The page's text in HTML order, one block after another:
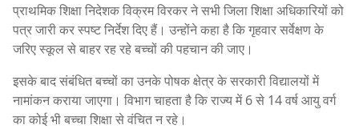
प्राथमिक शिक्षा निदेशक विक्रम विरकर ने सभी जिला शिक्षा अधिकारियों को
पत्र जारी कर स्पष्ट निर्देश दिए हैं। उन्होंने कहा है कि गृहवार सर्वेक्षण के
जरिए स्कूल से बाहर रह रहे बच्चों की पहचान की जाए।
इसके बाद संबंधित बच्चों का उनके पोषक क्षेत्र के सरकारी विद्यालयों में
नामांकन कराया जाएगा। विभाग चाहता है कि राज्य में 6 से 14 वर्ष आयु वर्ग
का कोई भी बच्चा शिक्षा से वंचित न रहे।